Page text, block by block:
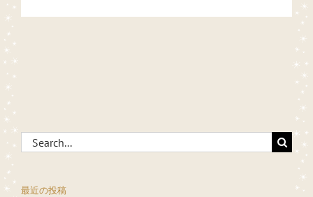
Search
for:
最近の投稿